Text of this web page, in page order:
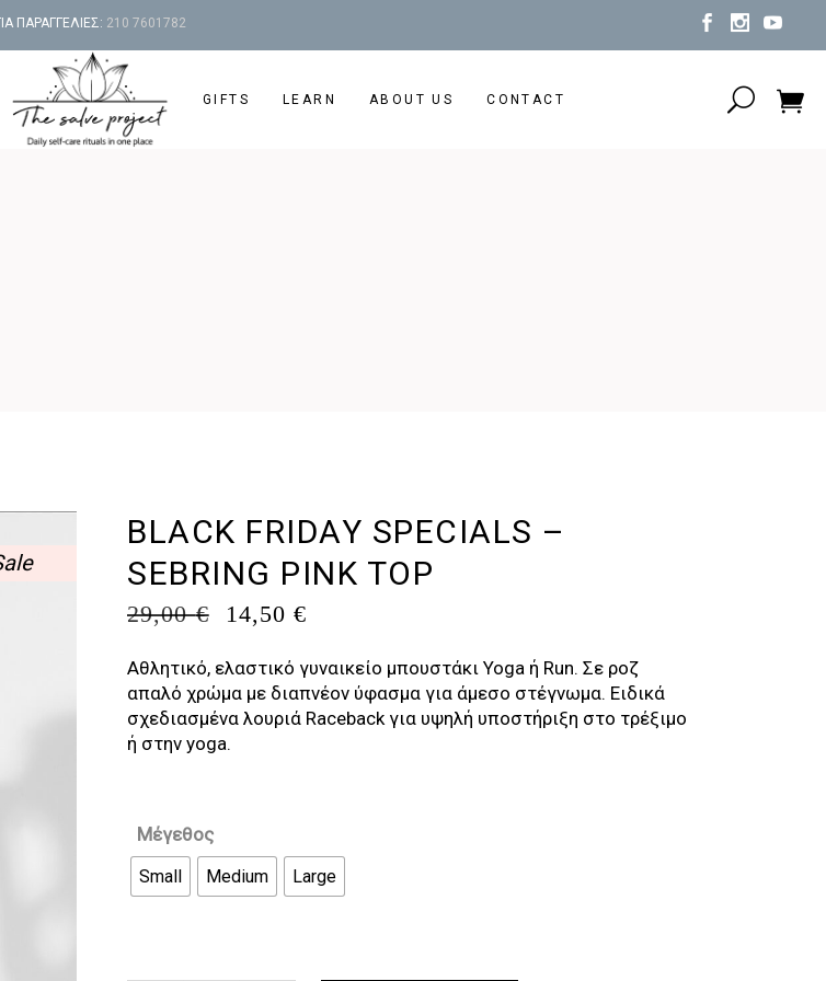
ΠΑΡΑΓΓΕΛΙΕΣ: 210 7601782
GIFTS LEARN ABOUT US CONTACT
BLACK FRIDAY SPECIALS –
SEBRING PINK TOP
29,00€
ORIGINAL
WAS:
29,00 €.
14,50€
ΤΙΜΉ
ΕΊΝΑΙ:
14,50 €.
Αθλητικό, ελαστικό γυναικείο μπουστάκι Yoga ή Run. Σε ροζ
απαλό χρώμα με διαπνέον ύφασμα για άμεσο στέγνωμα. Ειδικά
σχεδιασμένα λουριά Raceback για υψηλή υποστήριξη στο τρέξιμο
ή στην yoga.
Μέγεθος
Small Medium Large